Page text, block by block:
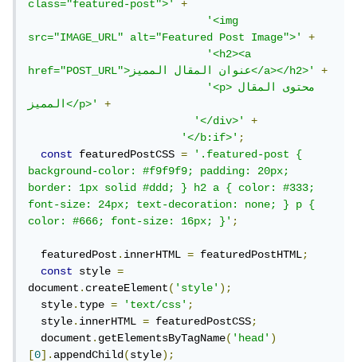
class="featured-post">'
+
'<img
src="IMAGE_URL" alt="Featured Post Image">'
+
'<h2><a
href="POST_URL">عنوان المقال المميز</a></h2>'
+
'<p>محتوى المقال
المميز</p>'
+
'</div>'
+
'</b:if>';
const
featuredPostCSS =
'.featured-post {
background-color: #f9f9f9; padding: 20px;
border: 1px solid #ddd; } h2 a { color: #333;
font-size: 24px; text-decoration: none; } p {
color: #666; font-size: 16px; }';
  featuredPost
.innerHTML = featuredPostHTML;
const
style =
document.createElement('style');
  style
.type = 'text/css';
  style
.innerHTML = featuredPostCSS;
  document
.getElementsByTagName('head')
[0].appendChild(style);